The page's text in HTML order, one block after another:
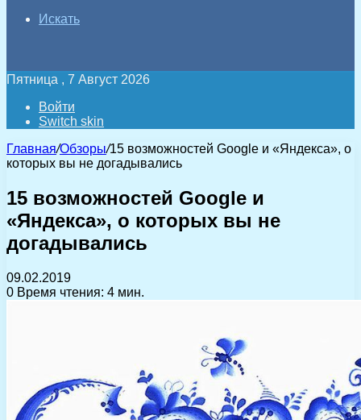
Искать
Пятница , 7 Август 2026
Войти
Switch skin
Главная/Обзоры/15 возможностей Google и «Яндекса», о
которых вы не догадывались
15 возможностей Google и
«Яндекса», о которых вы не
догадывались
09.02.2019
0 Время чтения: 4 мин.